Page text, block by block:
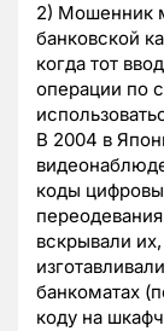
2) Мошенник
банковской
когда тот
операции по
В 2004 в
коды
вскрывали
банкоматах
коду на